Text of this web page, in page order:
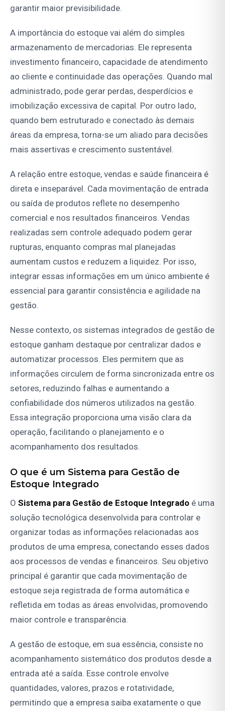
garantir maior previsibilidade.
A importância do estoque vai além do simples
armazenamento de mercadorias. Ele representa
investimento financeiro, capacidade de atendimento
ao cliente e continuidade das operações. Quando mal
administrado, pode gerar perdas, desperdícios e
imobilização excessiva de capital. Por outro lado,
quando bem estruturado e conectado às demais
áreas da empresa, torna-se um aliado para decisões
mais assertivas e crescimento sustentável.
A relação entre estoque, vendas e saúde financeira é
direta e inseparável. Cada movimentação de entrada
ou saída de produtos reflete no desempenho
comercial e nos resultados financeiros. Vendas
realizadas sem controle adequado podem gerar
rupturas, enquanto compras mal planejadas
aumentam custos e reduzem a liquidez. Por isso,
integrar essas informações em um único ambiente é
essencial para garantir consistência e agilidade na
gestão.
Nesse contexto, os sistemas integrados de gestão de
estoque ganham destaque por centralizar dados e
automatizar processos. Eles permitem que as
informações circulem de forma sincronizada entre os
setores, reduzindo falhas e aumentando a
confiabilidade dos números utilizados na gestão.
Essa integração proporciona uma visão clara da
operação, facilitando o planejamento e o
acompanhamento dos resultados.
O que é um Sistema para Gestão de
Estoque Integrado
O Sistema para Gestão de Estoque Integrado é uma
solução tecnológica desenvolvida para controlar e
organizar todas as informações relacionadas aos
produtos de uma empresa, conectando esses dados
aos processos de vendas e financeiros. Seu objetivo
principal é garantir que cada movimentação de
estoque seja registrada de forma automática e
refletida em todas as áreas envolvidas, promovendo
maior controle e transparência.
A gestão de estoque, em sua essência, consiste no
acompanhamento sistemático dos produtos desde a
entrada até a saída. Esse controle envolve
quantidades, valores, prazos e rotatividade,
permitindo que a empresa saiba exatamente o que